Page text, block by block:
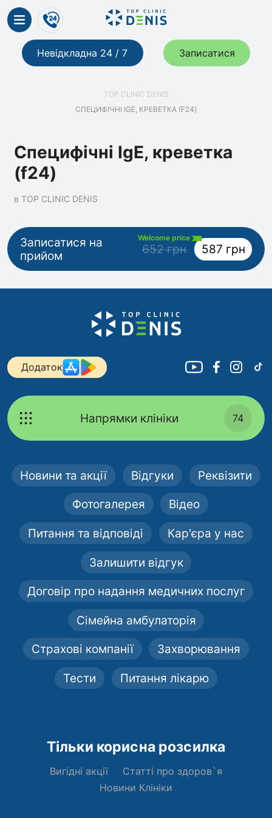
Невідкладна 24 / 7 Записатися
TOP CLINIC DENIS
СПЕЦИФІЧНІ IGE, КРЕВЕТКА (F24)
Специфічні IgE, креветка
(f24)
в TOP CLINIC DENIS
Записатися на
прийом
Welcome price
652 грн 587 грн
Додаток
Напрямки клініки 74
Новини та акції Відгуки Реквізити
Фотогалерея Відео
Питання та відповіді Кар'єра у нас
Залишити відгук
Договір про надання медичних послуг
Сімейна амбулаторія
Страхові компанії Захворювання
Тести Питання лікарю
Тільки корисна розсилка
Вигідні акції
Статті про здоров`я
Новини Клініки